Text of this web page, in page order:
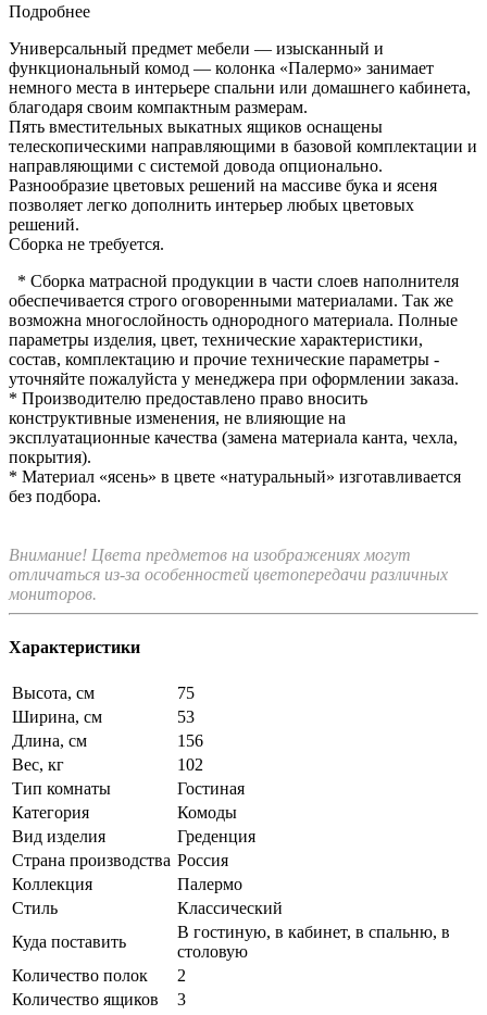
Подробнее
Универсальный предмет мебели — изысканный и
функциональный комод — колонка «Палермо» занимает
немного места в интерьере спальни или домашнего кабинета,
благодаря своим компактным размерам.
Пять вместительных выкатных ящиков оснащены
телескопическими направляющими в базовой комплектации и
направляющими с системой довода опционально.
Разнообразие цветовых решений на массиве бука и ясеня
позволяет легко дополнить интерьер любых цветовых
решений.
Сборка не требуется.
* Сборка матрасной продукции в части слоев наполнителя
обеспечивается строго оговоренными материалами. Так же
возможна многослойность однородного материала. Полные
параметры изделия, цвет, технические характеристики,
состав, комплектацию и прочие технические параметры -
уточняйте пожалуйста у менеджера при оформлении заказа.
* Производителю предоставлено право вносить
конструктивные изменения, не влияющие на
эксплуатационные качества (замена материала канта, чехла,
покрытия).
* Материал «ясень» в цвете «натуральный» изготавливается
без подбора.
Внимание! Цвета предметов на изображениях могут
отличаться из-за особенностей цветопередачи различных
мониторов.
Характеристики
Высота, см
75
Ширина, см
53
Длина, см
156
Вес, кг
102
Тип комнаты
Гостиная
Категория
Комоды
Вид изделия
Греденция
Страна производства Россия
Коллекция
Палермо
Стиль
Классический
Куда поставить
В гостиную, в кабинет, в спальню, в
столовую
Количество полок
2
Количество ящиков
3